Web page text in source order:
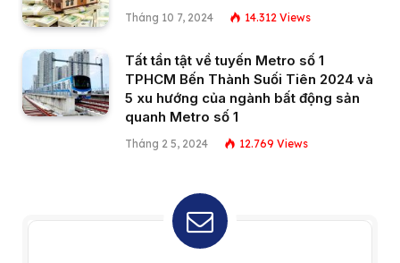
Tháng 10 7, 2024 14.312 Views
Tất tần tật về tuyến Metro số 1
TPHCM Bến Thành Suối Tiên 2024 và
5 xu hướng của ngành bất động sản
quanh Metro số 1
Tháng 2 5, 2024 12.769 Views